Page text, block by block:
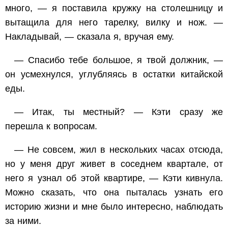
много, — я поставила кружку на столешницу и
вытащила для него тарелку, вилку и нож. —
Накладывай, — сказала я, вручая ему.
— Спасибо тебе большое, я твой должник, —
он усмехнулся, углубляясь в остатки китайской
еды.
— Итак, ты местный? — Кэти сразу же
перешла к вопросам.
— Не совсем, жил в нескольких часах отсюда,
но у меня друг живет в соседнем квартале, от
него я узнал об этой квартире, — Кэти кивнула.
Можно сказать, что она пыталась узнать его
историю жизни и мне было интересно, наблюдать
за ними.